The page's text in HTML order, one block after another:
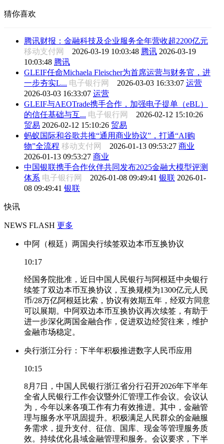
猜你喜欢
腾讯财报：金融科技及企业服务全年营收超2200亿元
移动支付网 2026-03-19 10:03:48 腾讯 2026-03-19
10:03:48 腾讯
GLEIF任命Michaela Fleischer为首席运营与财务官，进
一步夯实L... 电子银行网 2026-03-03 16:33:07 运营
2026-03-03 16:33:07 运营
GLEIF与AEOTrade携手合作，加强电子提单（eBL）
的信任基础与互... 电子银行网 2026-02-12 15:10:26
贸易 2026-02-12 15:10:26 贸易
蚂蚁国际和谷歌共推“通用商业协议”，打通“AI购
物”全流程 移动支付网 2026-01-13 09:53:27 商业
2026-01-13 09:53:27 商业
中国银联携手合作伙伴共同发布2025金融大模型评测
体系 电子银行网 2026-01-08 09:49:41 银联 2026-01-
08 09:49:41 银联
快讯
NEWS FLASH 更多
中阿（根廷）两国央行续签双边本币互换协议
10:17
经国务院批准，近日中国人民银行与阿根廷中央银行
续签了双边本币互换协议，互换规模为1300亿元人民
币/28万亿阿根廷比索，协议有效期五年，经双方同意
可以展期。中阿双边本币互换协议再次续签，有助于
进一步深化两国金融合作，促进双边经贸往来，维护
金融市场稳定。
央行浙江分行：下半年积极推进数字人民币应用
10:15
8月7日，中国人民银行浙江省分行召开2026年下半年
全省人民银行工作会议暨外汇管理工作会议。会议认
为，今年以来各项工作有力有效推进。其中，金融管
理与服务水平巩固提升。积极满足人民群众的金融服
务需求，提升支付、征信、国库、现金等管理服务质
效。持续优化县域金融管理和服务。会议要求，下半